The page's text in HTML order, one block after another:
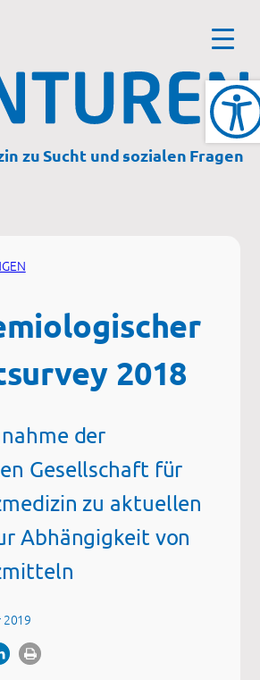
zu Sucht und sozialen Fragen
2018
der
Gesellschaft für
zu aktuellen
Abhängigkeit von
2019